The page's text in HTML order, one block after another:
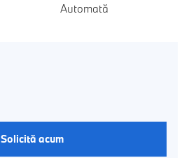
Automată
Solicită acum